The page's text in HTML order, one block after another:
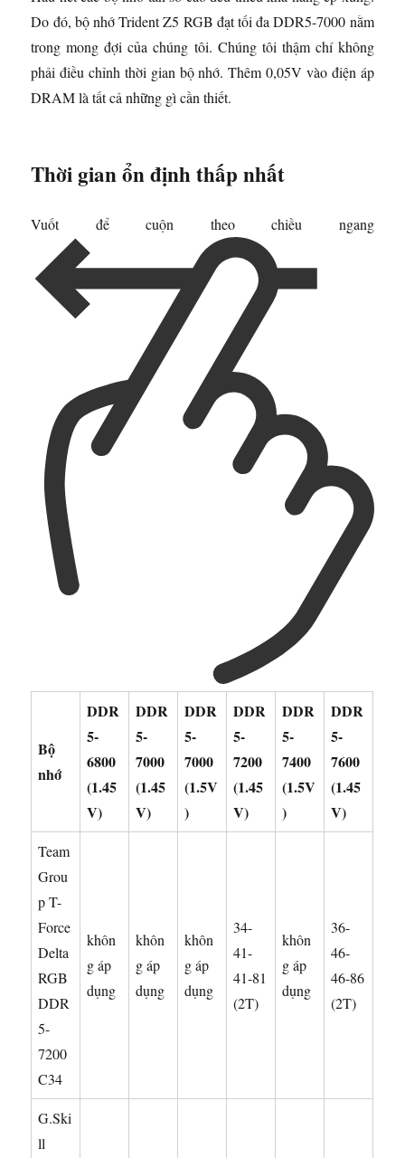
Do đó, bộ nhớ Trident Z5 RGB đạt tối đa DDR5-7000 nằm
trong mong đợi của chúng tôi. Chúng tôi thậm chí không
phải điều chỉnh thời gian bộ nhớ. Thêm 0,05V vào điện áp
DRAM là tất cả những gì cần thiết.
Thời gian ổn định thấp nhất
Vuốt để cuộn theo chiều ngang
Bộ
nhớ
DDR
5-
6800
(1.45
V)
DDR
5-
7000
(1.45
V)
DDR
5-
7000
(1.5V
)
DDR
5-
7200
(1.45
V)
DDR
5-
7400
(1.5V
)
DDR
5-
7600
(1.45
V)
Team
Grou
p T-
Force
Delta
RGB
DDR
5-
7200
C34
khôn
g áp
dụng
khôn
g áp
dụng
khôn
g áp
dụng
34-
41-
41-81
(2T)
khôn
g áp
dụng
36-
46-
46-86
(2T)
G.Ski
ll